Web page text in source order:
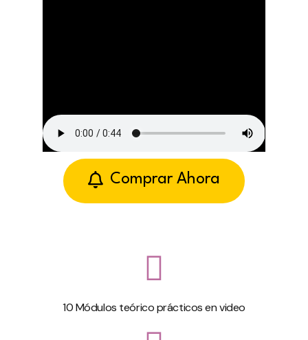
Comprar Ahora
10 Módulos teórico prácticos en video